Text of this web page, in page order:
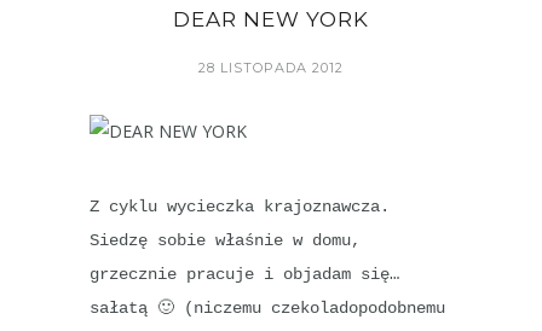
DEAR NEW YORK
28 LISTOPADA 2012
Z cyklu wycieczka krajoznawcza.
Siedzę sobie właśnie w domu,
grzecznie pracuje i objadam się…
sałatą 🙂 (niczemu czekoladopodobnemu